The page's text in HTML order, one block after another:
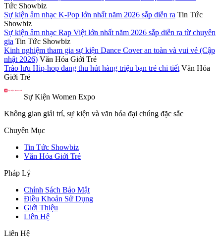
Tức Showbiz
Sự kiện âm nhạc K-Pop lớn nhất năm 2026 sắp diễn ra Tin Tức
Showbiz
Sự kiện âm nhạc Rap Việt lớn nhất năm 2026 sắp diễn ra từ chuyên
gia Tin Tức Showbiz
Kinh nghiệm tham gia sự kiện Dance Cover an toàn và vui vẻ (Cập
nhật 2026) Văn Hóa Giới Trẻ
Trào lưu Hip-hop đang thu hút hàng triệu bạn trẻ chi tiết Văn Hóa
Giới Trẻ
Sự Kiện Women Expo
Không gian giải trí, sự kiện và văn hóa đại chúng đặc sắc
Chuyên Mục
Tin Tức Showbiz
Văn Hóa Giới Trẻ
Pháp Lý
Chính Sách Bảo Mật
Điều Khoản Sử Dụng
Giới Thiệu
Liên Hệ
Liên Hệ